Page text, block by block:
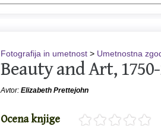
Fotografija in umetnost > Umetnostna
Beauty and Art, 1750-
Avtor: Elizabeth Prettejohn
Ocena knjige